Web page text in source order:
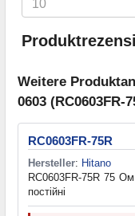
Weitere
0603 (RC0603FR-
RC0603FR-75R
Hersteller: Hitano
RC0603FR-75R 75
постійні